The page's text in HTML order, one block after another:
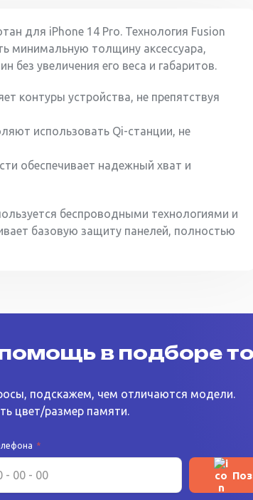
для iPhone 14 Pro. Технология Fusion
минимальную толщину аксессуара,
увеличения его веса и габаритов.
контуры устройства, не препятствуя
использовать Qi-станции, не
обеспечивает надежный хват и
беспроводными технологиями и
базовую защиту панелей, полностью
в подборе
подскажем, чем отличаются модели.
цвет/размер памяти.
*